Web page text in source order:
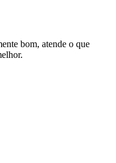
bom, atende o que